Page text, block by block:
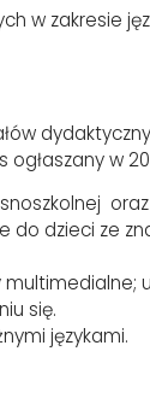
w zakresie
w
do dzieci ze
się.
językami.